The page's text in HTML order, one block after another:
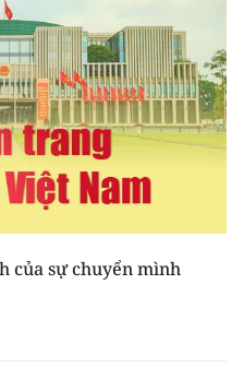
của sự chuyển mình